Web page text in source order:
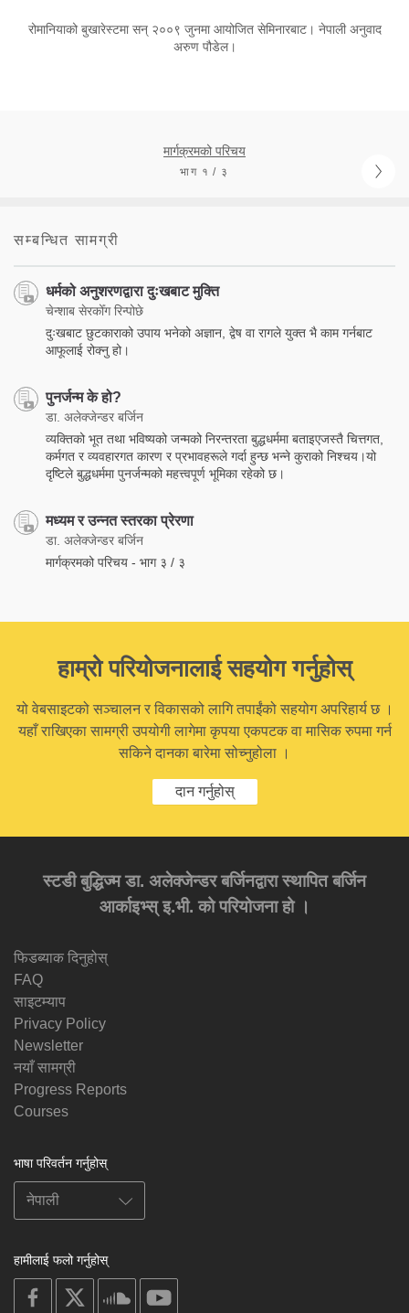
रोमानियाको बुखारेस्टमा सन् २००९ जुनमा आयोजित सेमिनारबाट। नेपाली अनुवाद
अरुण पौडेल।
मार्गक्रमको परिचय
भाग १ / ३
सम्बन्धित सामग्री
धर्मको अनुशरणद्वारा दुःखबाट मुक्ति
चेन्शाब सेरकोँग रिन्पोछे
दुःखबाट छुटकाराको उपाय भनेको अज्ञान, द्वेष वा रागले युक्त भै काम गर्नबाट
आफूलाई रोक्नु हो।
पुनर्जन्म के हो?
डा. अलेक्जेन्डर बर्जिन
व्यक्तिको भूत तथा भविष्यको जन्मको निरन्तरता बुद्धधर्ममा बताइएजस्तै चित्तगत,
कर्मगत र व्यवहारगत कारण र प्रभावहरूले गर्दा हुन्छ भन्ने कुराको निश्चय।यो
दृष्टिले बुद्धधर्ममा पुनर्जन्मको महत्त्वपूर्ण भूमिका रहेको छ।
मध्यम र उन्नत स्तरका प्रेरणा
डा. अलेक्जेन्डर बर्जिन
मार्गक्रमको परिचय - भाग ३ / ३
हाम्रो परियोजनालाई सहयोग गर्नुहोस्
यो वेबसाइटको सञ्चालन र विकासको लागि तपाईंको सहयोग अपरिहार्य छ ।
यहाँ राखिएका सामग्री उपयोगी लागेमा कृपया एकपटक वा मासिक रुपमा गर्न
सकिने दानका बारेमा सोच्नुहोला ।
दान गर्नुहोस्
स्टडी बुद्धिज्म डा. अलेक्जेन्डर बर्जिनद्वारा स्थापित बर्जिन
आर्काइभ्स् इ.भी. को परियोजना हो ।
फिडब्याक दिनुहोस्
FAQ
साइटम्याप
Privacy Policy
Newsletter
नयाँ सामग्री
Progress Reports
Courses
भाषा परिवर्तन गर्नुहोस्
हामीलाई फलो गर्नुहोस्
on
facebook
soundcloud